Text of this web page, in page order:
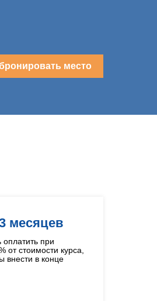
место
месяцев
оплатить при
от стоимости курса,
внести в конце